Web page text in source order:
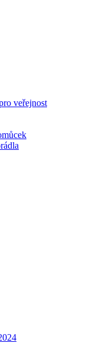
veřejnost